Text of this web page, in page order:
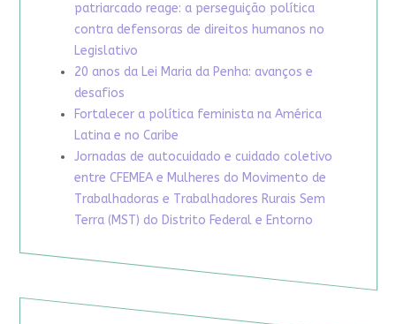
patriarcado reage: a perseguição política
contra defensoras de direitos humanos no
Legislativo
20 anos da Lei Maria da Penha: avanços e
desafios
Fortalecer a política feminista na América
Latina e no Caribe
Jornadas de autocuidado e cuidado coletivo
entre CFEMEA e Mulheres do Movimento de
Trabalhadoras e Trabalhadores Rurais Sem
Terra (MST) do Distrito Federal e Entorno